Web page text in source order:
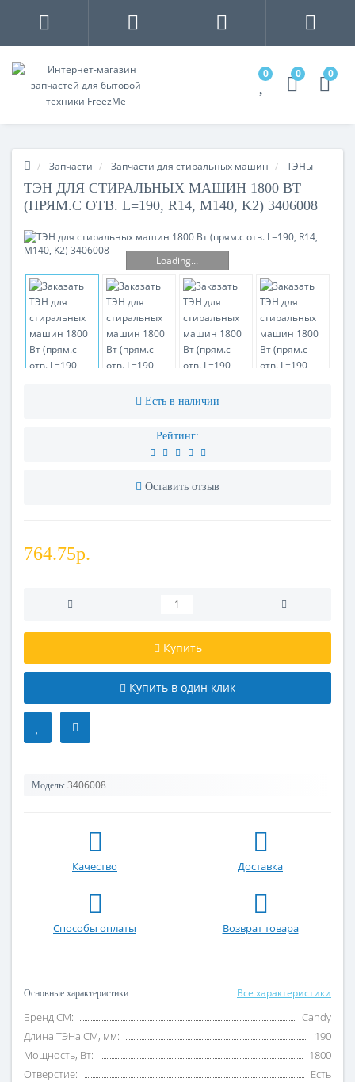
0 0 0
Запчасти Запчасти для стиральных машин ТЭНы
ТЭН ДЛЯ СТИРАЛЬНЫХ МАШИН 1800 ВТ
(ПРЯМ.С ОТВ. L=190, R14, M140, K2) 3406008
Loading...
Есть в наличии
Рейтинг:
Оставить отзыв
764.75р.
Купить
Купить в один клик
Модель: 3406008
Качество Доставка
Способы оплаты Возврат товара
Основные характеристики Все характеристики
Бренд СМ:
Candy
Длина ТЭНа СМ, мм:
190
Мощность, Вт:
1800
Отверстие:
Есть